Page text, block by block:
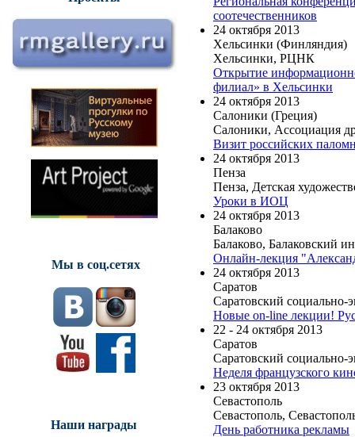
Мы в соц.сетях
Наши награды
соотечественников
24 октября 2013
Хельсинки (Финляндия)
Хельсинки, РЦНК
Открытие
филиал» в Хельсинки
24 октября 2013
Салоники (Греция)
Салоники, Ассоциация
Визит российских
24 октября 2013
Пенза
Пенза, Детская
Уроки в ИОЦ
24 октября 2013
Балаково
Балаково, Балаковский
Онлайн-лекция
24 октября 2013
Саратов
Саратовский социально-
Новые on-line лекции!
22 - 24 октября 2013
Саратов
Саратовский социально-
Неделя французского
23 октября 2013
Севастополь
Севастополь,
День работника рекламы